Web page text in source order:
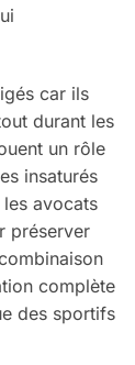
car ils
durant les
un rôle
insaturés
les avocats
préserver
complète
des sportifs